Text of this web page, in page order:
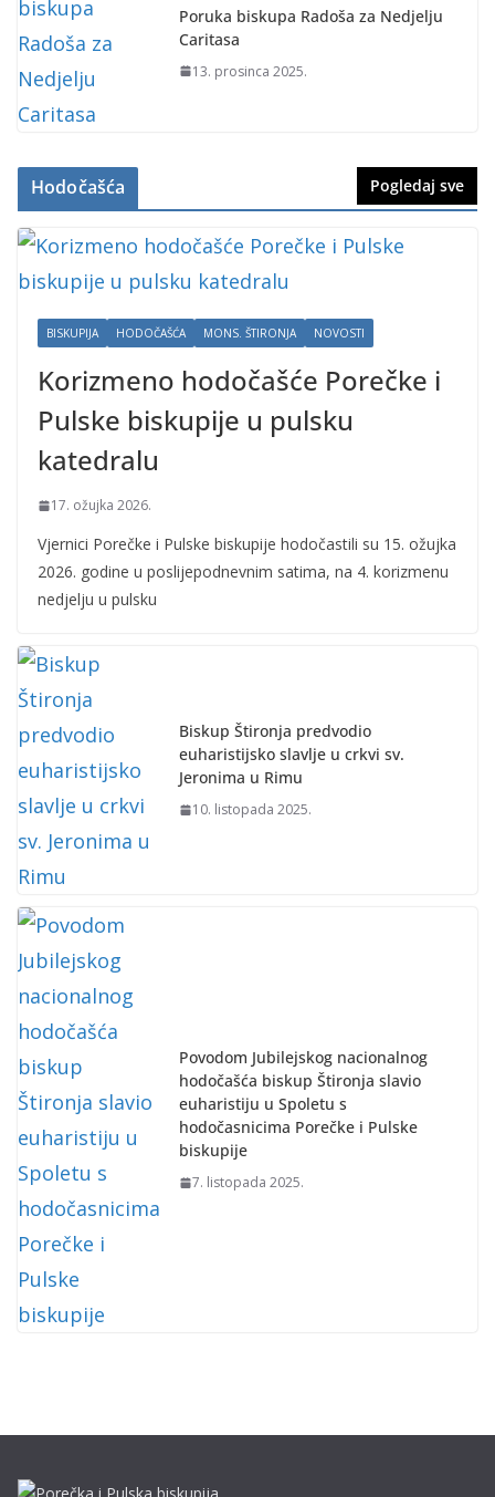
Poruka biskupa Radoša za Nedjelju
Caritasa
13. prosinca 2025.
Hodočašća Pogledaj sve
BISKUPIJA HODOČAŠĆA MONS. ŠTIRONJA NOVOSTI
Korizmeno hodočašće Porečke i
Pulske biskupije u pulsku
katedralu
17. ožujka 2026.
Vjernici Porečke i Pulske biskupije hodočastili su 15. ožujka
2026. godine u poslijepodnevnim satima, na 4. korizmenu
nedjelju u pulsku
Biskup Štironja predvodio
euharistijsko slavlje u crkvi sv.
Jeronima u Rimu
10. listopada 2025.
Povodom Jubilejskog nacionalnog
hodočašća biskup Štironja slavio
euharistiju u Spoletu s
hodočasnicima Porečke i Pulske
biskupije
7. listopada 2025.